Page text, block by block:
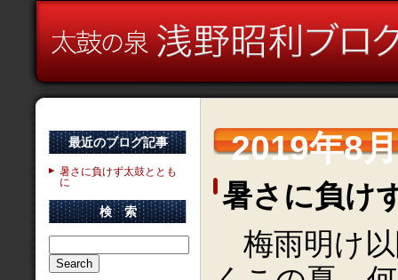
最近のブログ記事
暑さに負けず太鼓ととも
に
検 索
2019年8
暑さに負け
梅雨明け以